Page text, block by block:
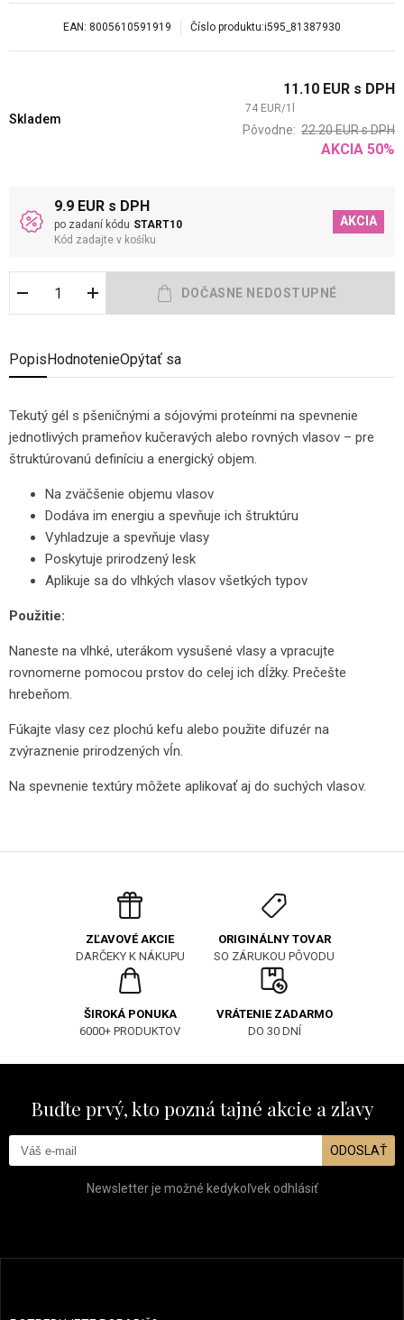
EAN: 8005610591919 Číslo produktu:i595_81387930
Skladem
11.10 EUR s DPH
74 EUR/1
Pôvodne: 22.20EURs DPH
AKCIA 50%
9.9 EUR s DPH
po zadaní kódu START10
Kód zadajte v košíku
AKCIA
Popis HodnotenieOpýtať sa
Tekutý gél s pšeničnými a sójovými proteínmi na spevnenie
jednotlivých prameňov kučeravých alebo rovných vlasov – pre
štruktúrovanú definíciu a energický objem.
Na zväčšenie objemu vlasov
Dodáva im energiu a spevňuje ich štruktúru
Vyhladzuje a spevňuje vlasy
Poskytuje prirodzený lesk
Aplikuje sa do vlhkých vlasov všetkých typov
Použitie:
Naneste na vlhké, uterákom vysušené vlasy a vpracujte
rovnomerne pomocou prstov do celej ich dĺžky. Prečešte
hrebeňom.
Fúkajte vlasy cez plochú kefu alebo použite difuzér na
zvýraznenie prirodzených vĺn.
Na spevnenie textúry môžete aplikovať aj do suchých vlasov.
ZĽAVOVÉ AKCIE
DARČEKY K NÁKUPU
ORIGINÁLNY TOVAR
SO ZÁRUKOU PÔVODU
ŠIROKÁ PONUKA
6000+ PRODUKTOV
VRÁTENIE ZADARMO
DO 30 DNÍ
Buďte prvý, kto pozná tajné akcie a zľavy
ODOSLAŤ
Newsletter je možné kedykoľvek odhlásiť